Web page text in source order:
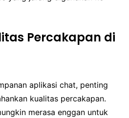
Percakapan di
aplikasi chat, penting
kualitas percakapan.
merasa enggan untuk